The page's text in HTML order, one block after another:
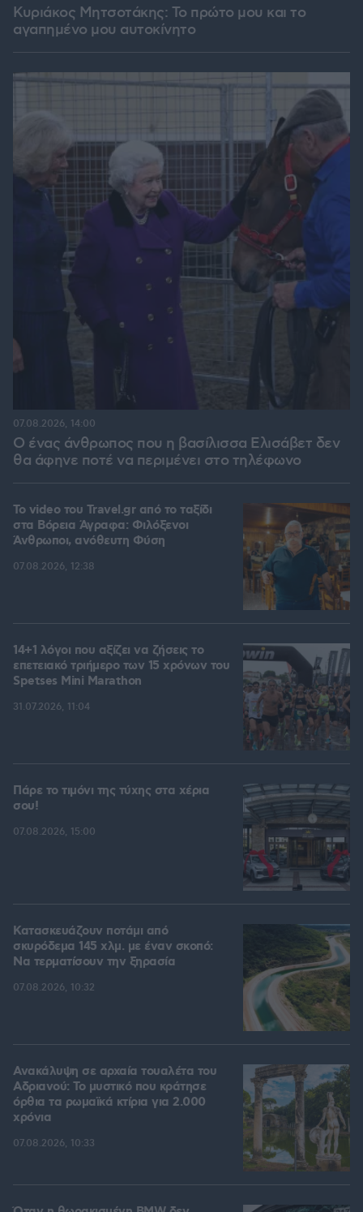
Κυριάκος Μητσοτάκης: Το πρώτο μου και το
αγαπημένο μου αυτοκίνητο
Ο ένας άνθρωπος που η βασίλισσα Ελισάβετ δεν
θα άφηνε ποτέ να περιμένει στο τηλέφωνο
07.08.2026, 14:00
To video του Travel.gr από το ταξίδι
στα Βόρεια Άγραφα: Φιλόξενοι
Άνθρωποι, ανόθευτη Φύση
07.08.2026, 12:38
14+1 λόγοι που αξίζει να ζήσεις το
επετειακό τριήμερο των 15 χρόνων του
Spetses Mini Marathon
31.07.2026, 11:04
Πάρε το τιμόνι της τύχης στα χέρια
σου!
07.08.2026, 15:00
Κατασκευάζουν ποτάμι από
σκυρόδεμα 145 χλμ. με έναν σκοπό:
Να τερματίσουν την ξηρασία
07.08.2026, 10:32
Ανακάλυψη σε αρχαία τουαλέτα του
Αδριανού: Το μυστικό που κράτησε
όρθια τα ρωμαϊκά κτίρια για 2.000
χρόνια
07.08.2026, 10:33